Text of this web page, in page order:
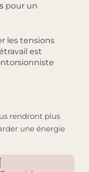
pour un
les tensions
est
rendront plus
une énergie